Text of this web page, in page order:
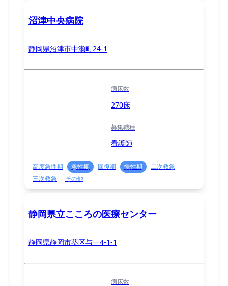
沼津中央病院
静岡県沼津市中瀬町24-1
病床数
270床
募集職種
看護師
高度急性期 急性期 回復期 慢性期
二次救急
三次救急
その他
静岡県立こころの医療センター
静岡県静岡市葵区与一4-1-1
病床数